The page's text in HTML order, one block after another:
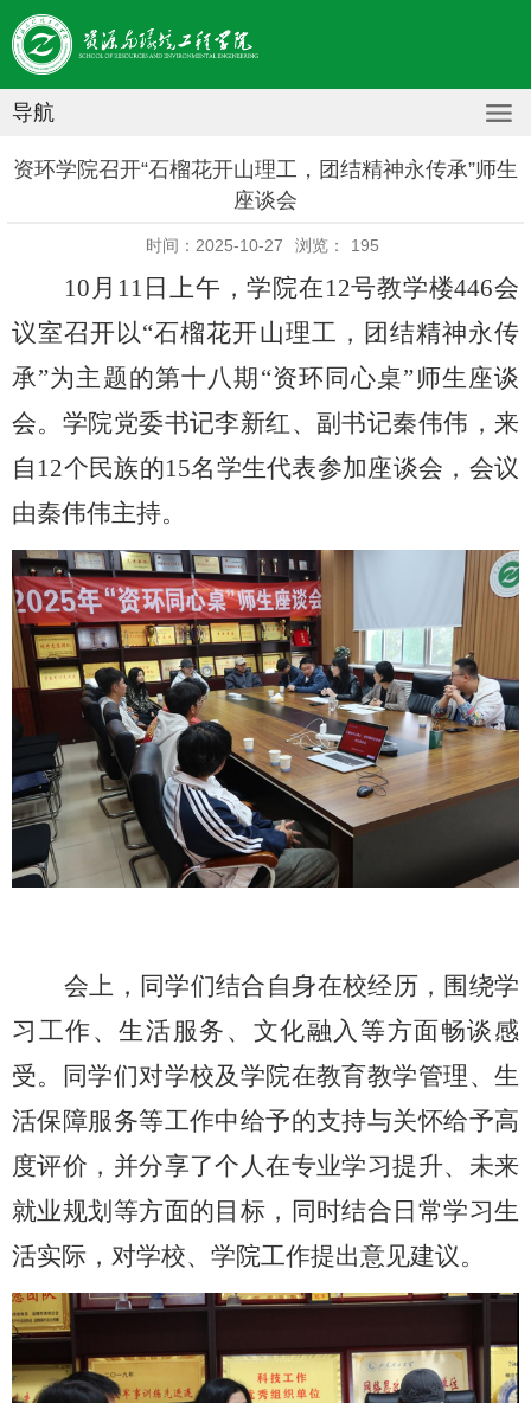
导航
资环学院召开“石榴花开山理工，团结精神永传承”师生
座谈会
时间：2025-10-27 浏览： 195
10 月 11 日上午，学院在12号教学楼446会
议室召开以“石榴花开山理工，团结精神永传
承”为主题的第十八期 “资环同心桌”师生座谈
会。学院党委书记李新红、副书记秦伟伟，来
自12个民族的15名学生代表参加座谈会，会议
由秦伟伟主持。
会上，同学们结合自身在校经历，围绕学
习工作、生活服务、文化融入等方面畅谈感
受。同学们对学校及学院在教育教学管理、生
活保障服务等工作中给予的支持与关怀给予高
度评价，并分享了个人在专业学习提升、未来
就业规划等方面的目标，同时结合日常学习生
活实际，对学校、学院工作提出意见建议。